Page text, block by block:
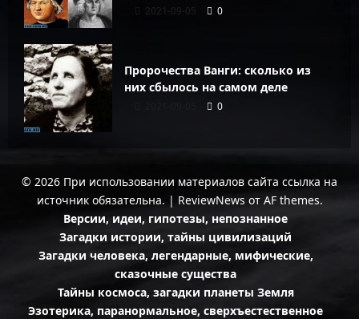
2021-09-05 0
Пророчества Ванги: сколько из
них сбылось на самом деле
0
© 2026 При использовании материалов сайта ссылка на
источник обязательна. | ReviewNews от AF themes.
Версии, идеи, гипотезы, непознанное
Загадки истории, тайны цивилизаций
Загадки человека, легендарные, мифические,
сказочные существа
Тайны космоса, загадки планеты Земля
Эзотерика, паранормальное, сверхъестественное